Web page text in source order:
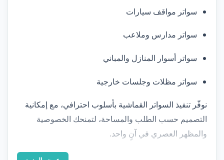
سواتر مواقف سيارات
سواتر مدارس وملاعب
سواتر أسوار المنازل والمباني
سواتر مظلات وجلسات خارجية
نوفّر تنفيذ السواتر القماشية بأسلوب احترافي، مع إمكانية
التصميم حسب الطلب والمساحة، لتمنحك الخصوصية
والمظهر العصري في آنٍ واحد.